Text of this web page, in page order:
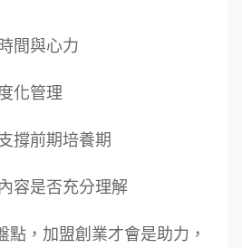
間與心力
化管理
撐前期培養期
容是否充分理解
點，加盟創業才會是助力，